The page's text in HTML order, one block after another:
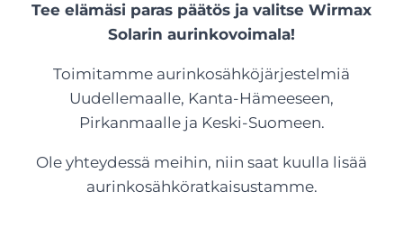
Tee elämäsi paras päätös ja valitse Wirmax
Solarin aurinkovoimala!
Toimitamme aurinkosähköjärjestelmiä
Uudellemaalle, Kanta-Hämeeseen,
Pirkanmaalle ja Keski-Suomeen.
Ole yhteydessä meihin, niin saat kuulla lisää
aurinkosähköratkaisustamme.